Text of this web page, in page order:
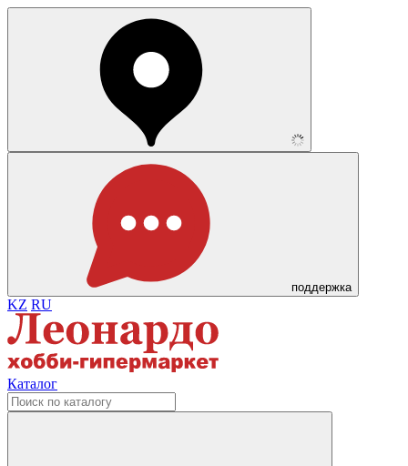
поддержка
KZ RU
Каталог